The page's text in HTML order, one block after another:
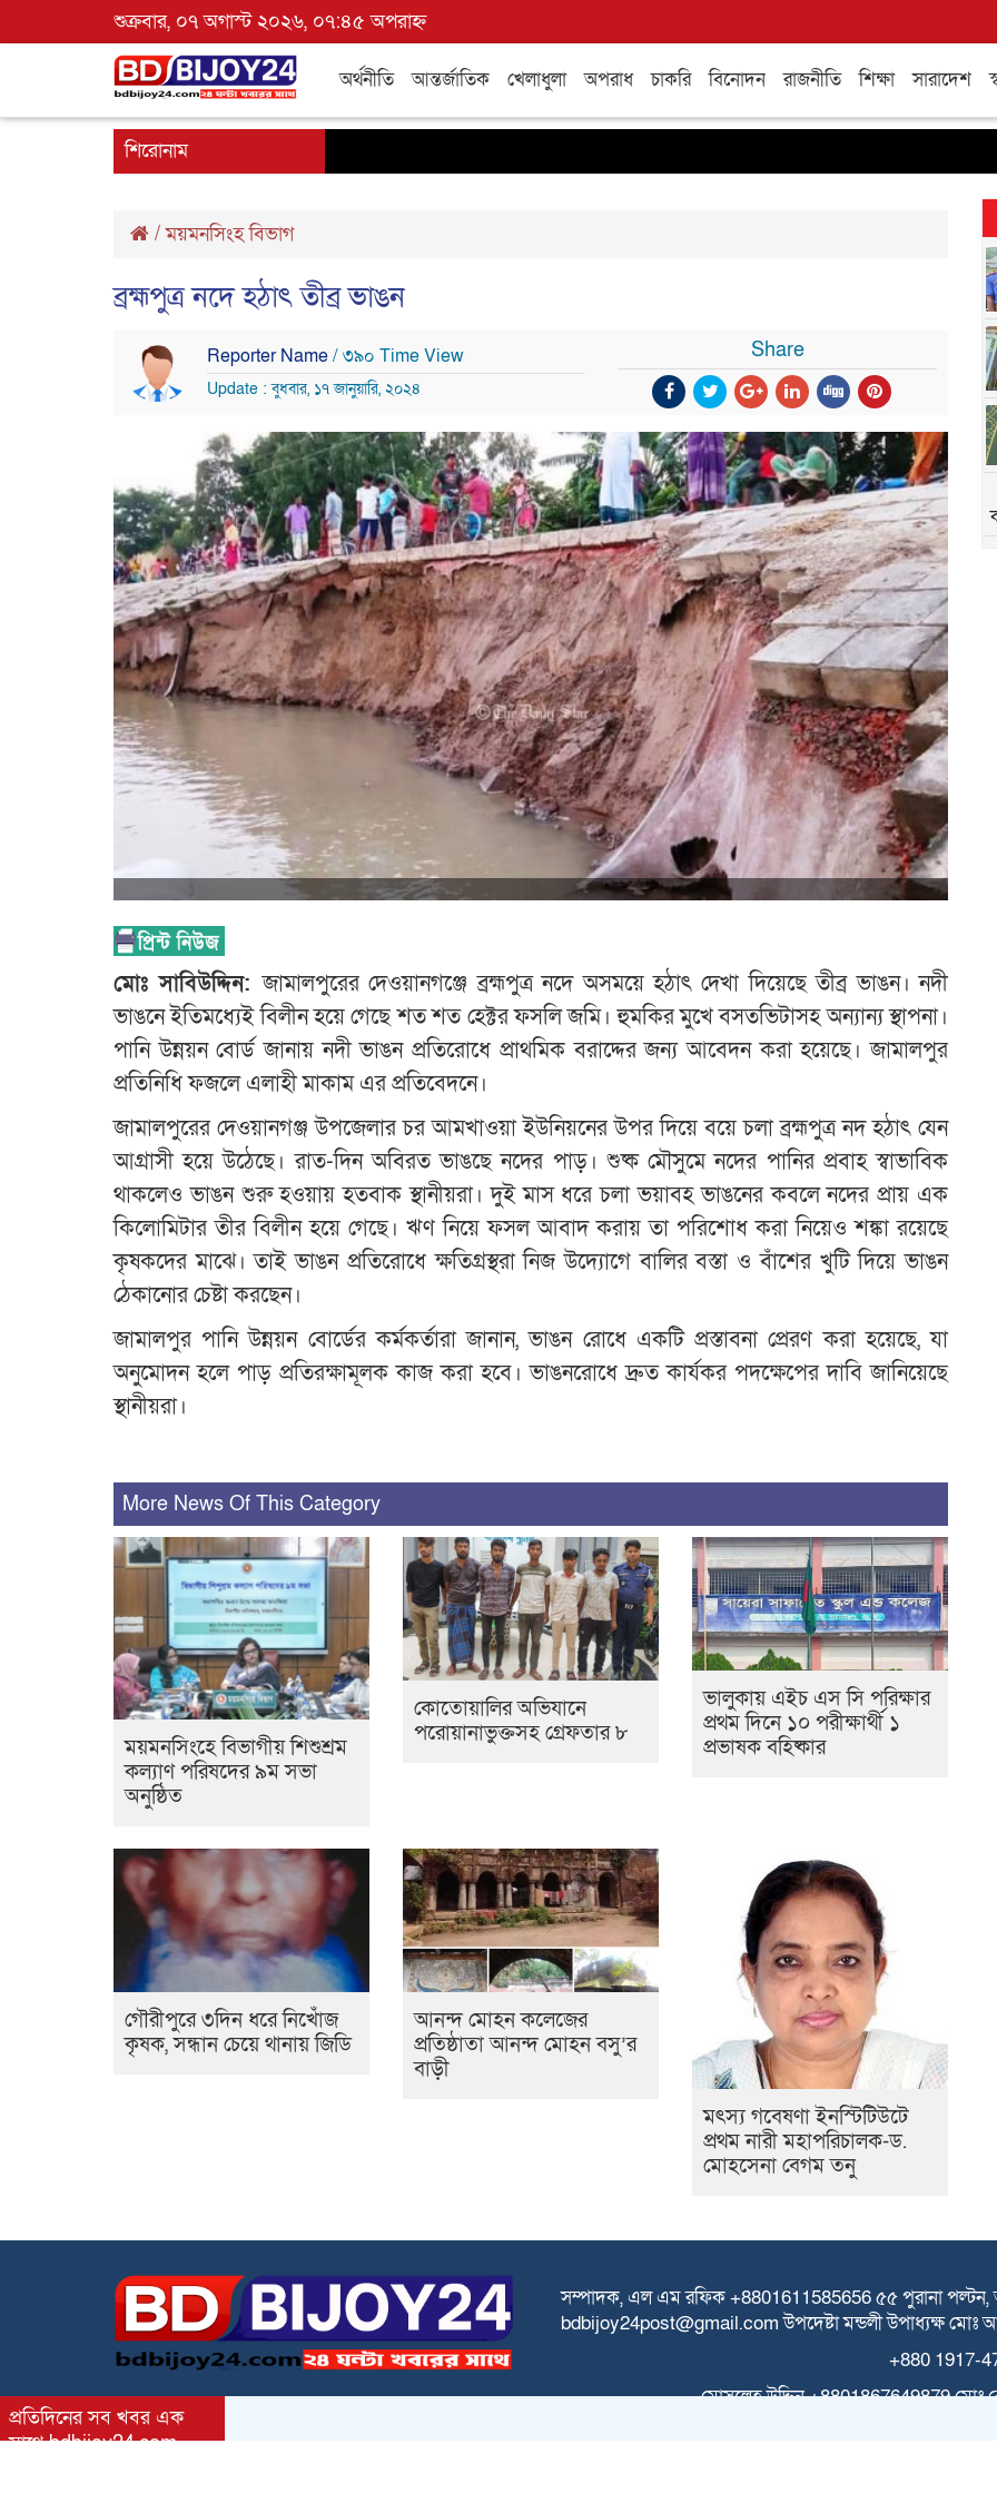
শুক্রবার, ০৭ অগাস্ট ২০২৬, ০৭:৪৫ অপরাহ্ন
অর্থনীতি আন্তর্জাতিক খেলাধুলা অপরাধ চাকরি বিনোদন রাজনীতি শিক্ষা সারাদেশ
শিরোনাম
/ময়মনসিংহ বিভাগ
ব্রহ্মপুত্র নদে হঠাৎ তীব্র ভাঙন
Reporter Name/ ৩৯০ Time View
Update : বুধবার, ১৭ জানুয়ারি, ২০২৪
Share
মোঃ সাবিউদ্দিন:জামালপুরের দেওয়ানগঞ্জে ব্রহ্মপুত্র নদে অসময়ে হঠাৎ দেখা দিয়েছে তীব্র ভাঙন। নদী
ভাঙনে ইতিমধ্যেই বিলীন হয়ে গেছে শত শত হেক্টর ফসলি জমি। হুমকির মুখে বসতভিটাসহ অন্যান্য স্থাপনা।
পানি উন্নয়ন বোর্ড জানায় নদী ভাঙন প্রতিরোধে প্রাথমিক বরাদ্দের জন্য আবেদন করা হয়েছে। জামালপুর
প্রতিনিধি ফজলে এলাহী মাকাম এর প্রতিবেদনে।
জামালপুরের দেওয়ানগঞ্জ উপজেলার চর আমখাওয়া ইউনিয়নের উপর দিয়ে বয়ে চলা ব্রহ্মপুত্র নদ হঠাৎ যেন
আগ্রাসী হয়ে উঠেছে। রাত-দিন অবিরত ভাঙছে নদের পাড়। শুষ্ক মৌসুমে নদের পানির প্রবাহ স্বাভাবিক
থাকলেও ভাঙন শুরু হওয়ায় হতবাক স্থানীয়রা। দুই মাস ধরে চলা ভয়াবহ ভাঙনের কবলে নদের প্রায় এক
কিলোমিটার তীর বিলীন হয়ে গেছে। ঋণ নিয়ে ফসল আবাদ করায় তা পরিশোধ করা নিয়েও শঙ্কা রয়েছে
কৃষকদের মাঝে। তাই ভাঙন প্রতিরোধে ক্ষতিগ্রস্থরা নিজ উদ্যোগে বালির বস্তা ও বাঁশের খুটি দিয়ে ভাঙন
ঠেকানোর চেষ্টা করছেন।
জামালপুর পানি উন্নয়ন বোর্ডের কর্মকর্তারা জানান, ভাঙন রোধে একটি প্রস্তাবনা প্রেরণ করা হয়েছে, যা
অনুমোদন হলে পাড় প্রতিরক্ষামূলক কাজ করা হবে। ভাঙনরোধে দ্রুত কার্যকর পদক্ষেপের দাবি জানিয়েছে
স্থানীয়রা।
More News Of This Category
ময়মনসিংহে বিভাগীয় শিশুশ্রম
কল্যাণ পরিষদের ৯ম সভা
অনুষ্ঠিত
কোতোয়ালির অভিযানে
পরোয়ানাভুক্তসহ গ্রেফতার ৮
ভালুকায় এইচ এস সি পরিক্ষার
প্রথম দিনে ১০ পরীক্ষার্থী ১
প্রভাষক বহিষ্কার
গৌরীপুরে ৩দিন ধরে নিখোঁজ
কৃষক, সন্ধান চেয়ে থানায় জিডি
আনন্দ মোহন কলেজের
প্রতিষ্ঠাতা আনন্দ মোহন বসু’র
বাড়ী
মৎস্য গবেষণা ইনস্টিটিউটে
প্রথম নারী মহাপরিচালক-ড.
মোহসেনা বেগম তনু
সম্পাদক, এল এম রফিক +8801611585656৫৫ পুরানা পল্টন,
bdbijoy24post@gmail.comউপদেষ্টা মন্ডলীউপাধ্যক্ষ মোঃ
+880 1917-
মোসলেহ উদ্দিন +8801867649879মোঃ
প্রতিদিনের সব খবর এক
সাথে bdbijoy24.com